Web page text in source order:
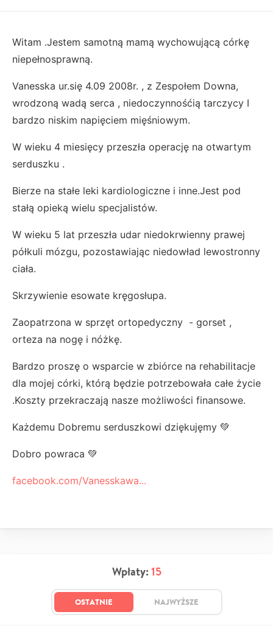
Witam .Jestem samotną mamą wychowującą córkę
niepełnosprawną.
Vanesska ur.się 4.09 2008r. , z Zespołem Downa,
wrodzoną wadą serca , niedoczynnośćią tarczycy I
bardzo niskim napięciem mięśniowym.
W wieku 4 miesięcy przeszła operację na otwartym
serduszku .
Bierze na stałe leki kardiologiczne i inne.Jest pod
stałą opieką wielu specjalistów.
W wieku 5 lat przeszła udar niedokrwienny prawej
półkuli mózgu, pozostawiając niedowład lewostronny
ciała.
Skrzywienie esowate kręgosłupa.
Zaopatrzona w sprzęt ortopedyczny - gorset ,
orteza na nogę i nóżkę.
Bardzo proszę o wsparcie w zbiórce na rehabilitacje
dla mojej córki, którą będzie potrzebowała całe życie
.Koszty przekraczają nasze możliwości finansowe.
Każdemu Dobremu serduszkowi dziękujęmy 💚
Dobro powraca 💚
facebook.com/Vanesskawa...
Wpłaty: 15
OSTATNIE NAJWYŻSZE